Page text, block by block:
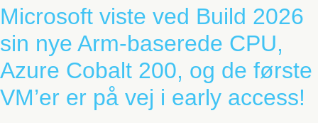
Microsoft viste ved Build 2026
sin nye Arm-baserede CPU,
Azure Cobalt 200, og de første
VM’er er på vej i early access!